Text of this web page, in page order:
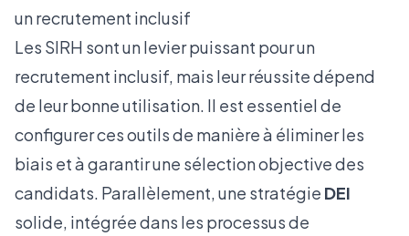
un recrutement inclusif
Les SIRH sont un levier puissant pour un
recrutement inclusif, mais leur réussite dépend
de leur bonne utilisation. Il est essentiel de
configurer ces outils de manière à éliminer les
biais et à garantir une sélection objective des
candidats. Parallèlement, une stratégie DEI
solide, intégrée dans les processus de